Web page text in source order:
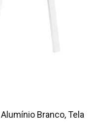
Branco, Tela